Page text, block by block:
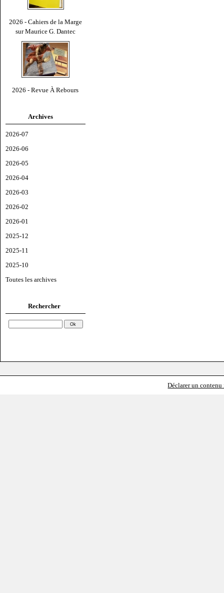
2026 - Cahiers de la Marge
sur Maurice G. Dantec
2026 - Revue À Rebours
Archives
2026-07
2026-06
2026-05
2026-04
2026-03
2026-02
2026-01
2025-12
2025-11
2025-10
Toutes les archives
Rechercher
Déclarer un